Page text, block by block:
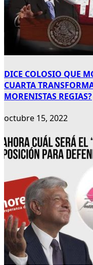
DICE COLOSIO QUE
CUARTA
MORENISTAS REGIAS?
octubre 15, 2022